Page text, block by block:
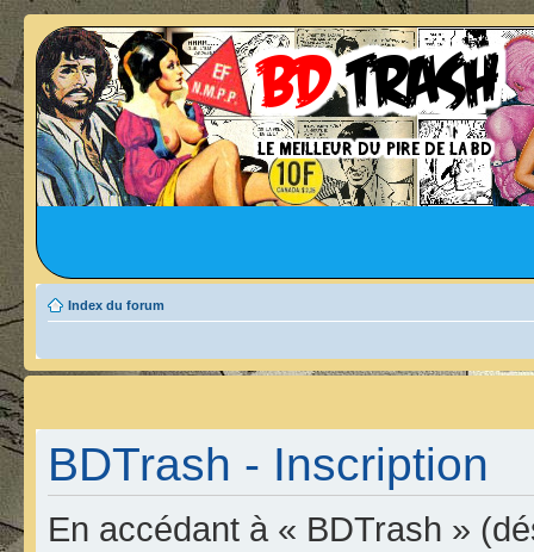
Index du forum
BDTrash - Inscription
En accédant à « BDTrash »